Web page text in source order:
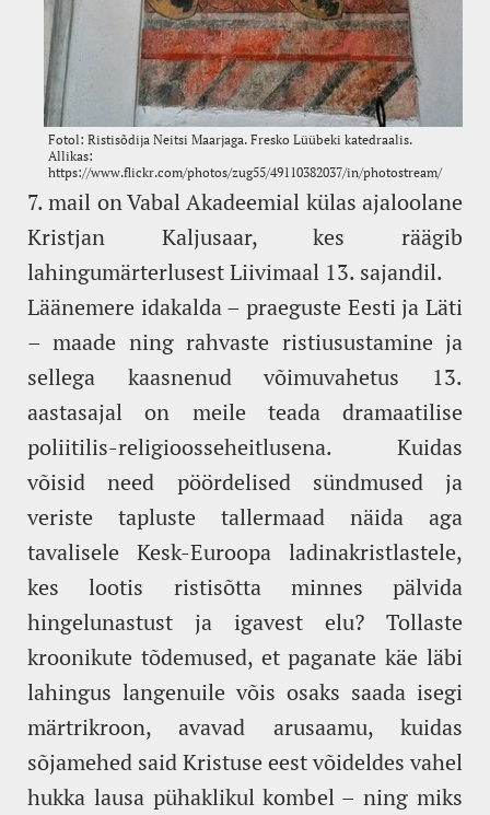
7. mail on Vabal Akadeemial külas ajaloolane
Kristjan Kaljusaar, kes räägib
lahingumärterlusest Liivimaal 13. sajandil.
Läänemere idakalda – praeguste Eesti ja Läti
– maade ning rahvaste ristiusustamine ja
sellega kaasnenud võimuvahetus 13.
aastasajal on meile teada dramaatilise
poliitilis-religioosseheitlusena. Kuidas
võisid need pöördelised sündmused ja
veriste tapluste tallermaad näida aga
tavalisele Kesk-Euroopa ladinakristlastele,
kes lootis ristisõtta minnes pälvida
hingelunastust ja igavest elu? Tollaste
kroonikute tõdemused, et paganate käe läbi
lahingus langenuile võis osaks saada isegi
märtrikroon, avavad arusaamu, kuidas
sõjamehed said Kristuse eest võideldes vahel
hukka lausa pühaklikul kombel – ning miks